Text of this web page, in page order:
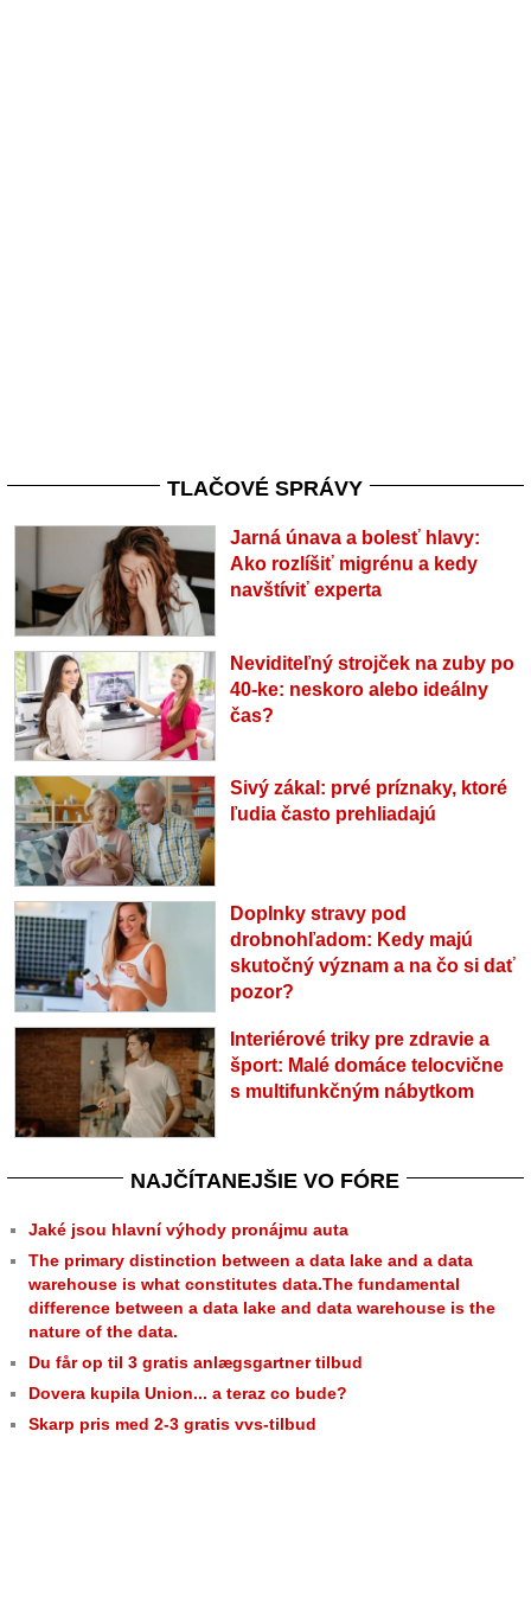
TLAČOVÉ SPRÁVY
Jarná únava a bolesť hlavy:
Ako rozlíšiť migrénu a kedy
navštíviť experta
Neviditeľný strojček na zuby po
40-ke: neskoro alebo ideálny
čas?
Sivý zákal: prvé príznaky, ktoré
ľudia často prehliadajú
Doplnky stravy pod
drobnohľadom: Kedy majú
skutočný význam a na čo si dať
pozor?
Interiérové triky pre zdravie a
šport: Malé domáce telocvične
s multifunkčným nábytkom
NAJČÍTANEJŠIE VO FÓRE
Jaké jsou hlavní výhody pronájmu auta
The primary distinction between a data lake and a data
warehouse is what constitutes data.The fundamental
difference between a data lake and data warehouse is the
nature of the data.
Du får op til 3 gratis anlægsgartner tilbud
Dovera kupila Union... a teraz co bude?
Skarp pris med 2-3 gratis vvs-tilbud